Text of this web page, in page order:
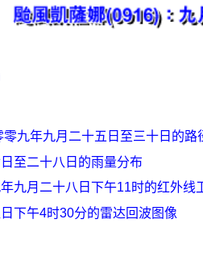
九年九月二十五日至三十日的路
至二十八日的雨量分布
九月二十八日下午11时的红外线
下午4时30分的雷达回波图像